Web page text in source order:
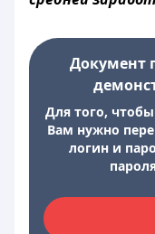
Документ
Для того,
Вам нужно
логин и